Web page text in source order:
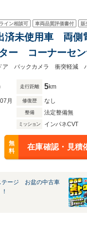
イン相談可 車両品質評価書付 販
済未使用車 両側
ー コーナーセ
車線逸脱警報
走行距離 5km
月 修復歴 なし
整備 法定整備無
ミッション インパネCVT
無
料
在庫確認・見積
テージ お盆の中古車